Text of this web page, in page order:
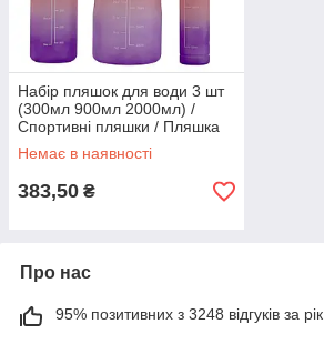
Набір пляшок для води 3 шт
(300мл 900мл 2000мл) /
Спортивні пляшки / Пляшка
для води Mint (9045)
Немає в наявності
383,50 ₴
Про нас
95% позитивних з 3248 відгуків за рік